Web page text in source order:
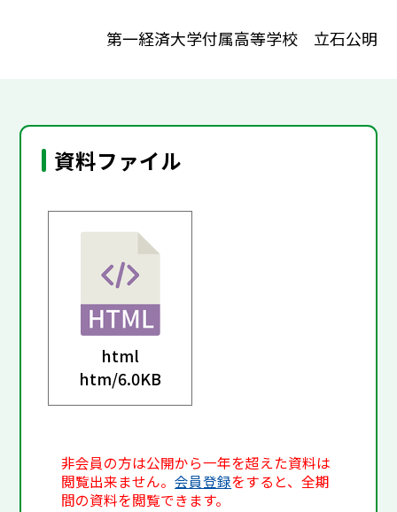
第一経済大学付属高等学校 立石公明
資料ファイル
html
htm/6.0KB
非会員の方は公開から一年を超えた資料は
閲覧出来ません。会員登録をすると、全期
間の資料を閲覧できます。